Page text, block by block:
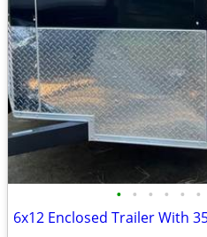
• • • • • •
6x12 Enclosed Trailer With